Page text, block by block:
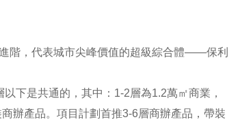
階，代表城市尖峰價值的超級綜合體——保利
下是共通的，其中：1-2層為1.2萬㎡商業，
辦產品。項目計劃首推3-6層商辦產品，帶裝